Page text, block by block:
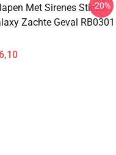
Met Sirenes Sticker
Zachte Geval RB0301
-20%